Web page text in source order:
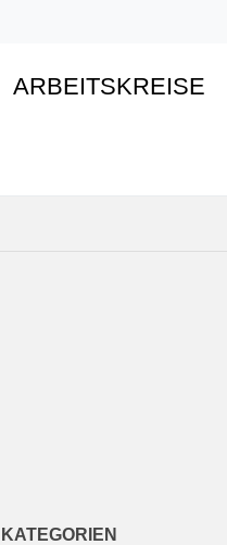
ARBEITSKREISE
KATEGORIEN